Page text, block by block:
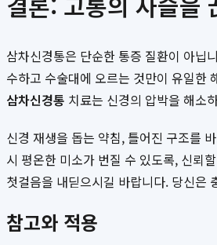
삼차신경통은 단순한 통증 질환이 아닙
수하고 수술대에 오르는 것만이 유일한
삼차신경통 치료는 신경의 압박을 해소
신경 재생을 돕는 약침, 틀어진 구조를
시 평온한 미소가 번질 수 있도록, 신뢰
첫걸음을 내딛으시길 바랍니다. 당신은
참고와 적용